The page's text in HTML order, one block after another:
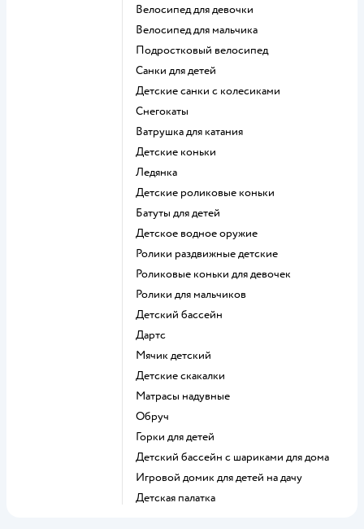
Велосипед для девочки
Велосипед для мальчика
Подростковый велосипед
Санки для детей
Детские санки с колесиками
Снегокаты
Ватрушка для катания
Детские коньки
Ледянка
Детские роликовые коньки
Батуты для детей
Детское водное оружие
Ролики раздвижные детские
Роликовые коньки для девочек
Ролики для мальчиков
Детский бассейн
Дартс
Мячик детский
Детские скакалки
Матрасы надувные
Обруч
Горки для детей
Детский бассейн с шариками для дома
Игровой домик для детей на дачу
Детская палатка